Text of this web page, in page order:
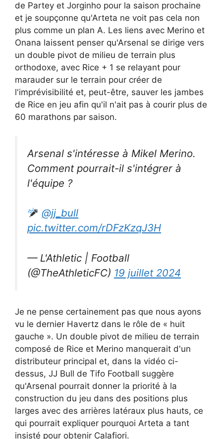
de Partey et Jorginho pour la saison prochaine
et je soupçonne qu'Arteta ne voit pas cela non
plus comme un plan A. Les liens avec Merino et
Onana laissent penser qu'Arsenal se dirige vers
un double pivot de milieu de terrain plus
orthodoxe, avec Rice + 1 se relayant pour
marauder sur le terrain pour créer de
l'imprévisibilité et, peut-être, sauver les jambes
de Rice en jeu afin qu'il n'ait pas à courir plus de
60 marathons par saison.
Arsenal s'intéresse à Mikel Merino.
Comment pourrait-il s'intégrer à
l'équipe ?
@jj_bull
pic.twitter.com/rDFzKzqJ3H
— L'Athletic | Football
(@TheAthleticFC) 19 juillet 2024
Je ne pense certainement pas que nous ayons
vu le dernier Havertz dans le rôle de « huit
gauche ». Un double pivot de milieu de terrain
composé de Rice et Merino manquerait d'un
distributeur principal et, dans la vidéo ci-
dessus, JJ Bull de Tifo Football suggère
qu'Arsenal pourrait donner la priorité à la
construction du jeu dans des positions plus
larges avec des arrières latéraux plus hauts, ce
qui pourrait expliquer pourquoi Arteta a tant
insisté pour obtenir Calafiori.